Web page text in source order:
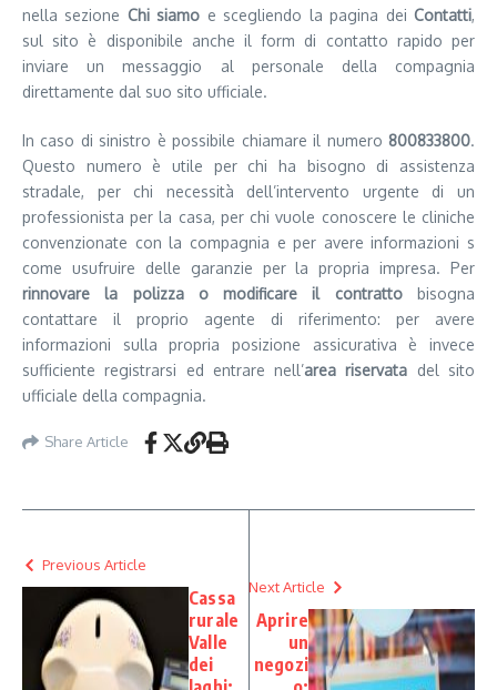
nella sezione Chi siamo e scegliendo la pagina deiContatti,
sul sito è disponibile anche il form di contatto rapido per
inviare un messaggio al personale della compagnia
direttamente dal suo sito ufficiale.
In caso di sinistro è possibile chiamare il numero 800833800.
Questo numero è utile per chi ha bisogno di assistenza
stradale, per chi necessità dell’intervento urgente di un
professionista per la casa, per chi vuole conoscere le cliniche
convenzionate con la compagnia e per avere informazioni s
come usufruire delle garanzie per la propria impresa. Per
rinnovare la polizza o modificare il contrattobisogna
contattare il proprio agente di riferimento: per avere
informazioni sulla propria posizione assicurativa è invece
sufficiente registrarsi ed entrare nell’area riservata del sito
ufficiale della compagnia.
Share Article
Previous Article
Cassa
rurale
Valle
dei
Next Article
Aprire
un
negozi